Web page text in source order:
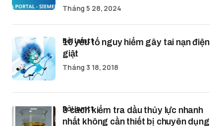
Tháng 5 28, 2024
10 yếu tố nguy hiểm gây tai nạn điện
giật
bởi lamtt
Tháng 3 18, 2018
3 cách kiểm tra dầu thủy lực nhanh
nhất không cần thiết bị chuyên dụng
bởi lamtt